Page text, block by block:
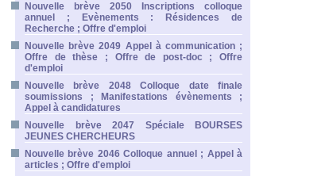
Nouvelle brève 2050 Inscriptions colloque
annuel ; Evènements : Résidences de
Recherche ; Offre d'emploi
Nouvelle brève 2049 Appel à communication ;
Offre de thèse ; Offre de post-doc ; Offre
d'emploi
Nouvelle brève 2048 Colloque date finale
soumissions ; Manifestations évènements ;
Appel à candidatures
Nouvelle brève 2047 Spéciale BOURSES
JEUNES CHERCHEURS
Nouvelle brève 2046 Colloque annuel ; Appel à
articles ; Offre d'emploi